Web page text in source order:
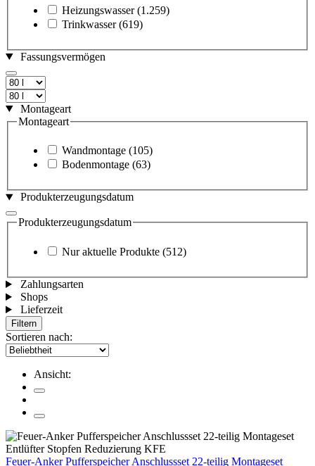
Heizungswasser (1.259)
Trinkwasser (619)
Fassungsvermögen
Montageart
Montageart
Wandmontage (105)
Bodenmontage (63)
Produkterzeugungsdatum
Produkterzeugungsdatum
Nur aktuelle Produkte (512)
Zahlungsarten
Shops
Lieferzeit
Filtern
Sortieren nach:
Ansicht:
Feuer-Anker Pufferspeicher Anschlussset 22-teilig Montageset